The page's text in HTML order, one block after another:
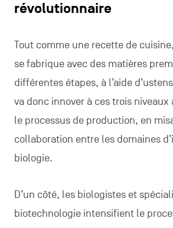
révolutionnaire
Tout comme une recette de
se fabrique avec des matières
différentes étapes, à l’aide
va donc innover à ces trois niveaux
le processus de production, en
collaboration entre les domaines
biologie.
D’un côté, les biologistes et
biotechnologie intensifient le